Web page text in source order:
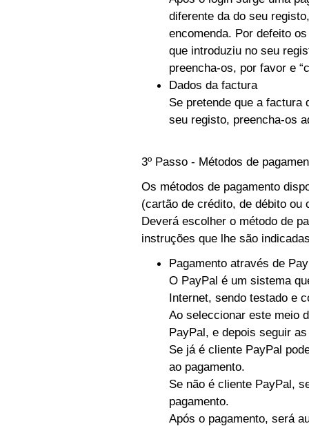
diferente da do seu
encomenda. Por defeito
que introduziu no seu
preencha-os, por favor e
Dados da factura
Se pretende que a factura
seu registo, preencha-os
3º Passo - Métodos de
Os métodos de pagamento
(cartão de crédito, de débito ou
Deverá escolher o método de
instruções que lhe são
Pagamento através de
O PayPal é um sistema
Internet, sendo testado e
Ao seleccionar este meio
PayPal, e depois seguir
Se já é cliente PayPal
ao pagamento.
Se não é cliente PayPal,
pagamento.
Após o pagamento, será